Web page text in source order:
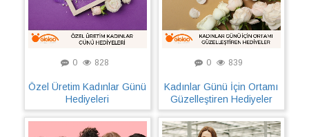
0 828
Özel Üretim Kadınlar Günü
Hediyeleri
0 839
Kadınlar Günü İçin Ortamı
Güzelleştiren Hediyeler